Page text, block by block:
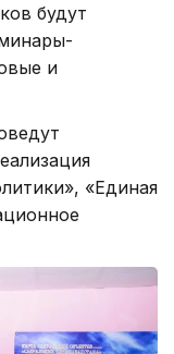
будут
и
«Единая